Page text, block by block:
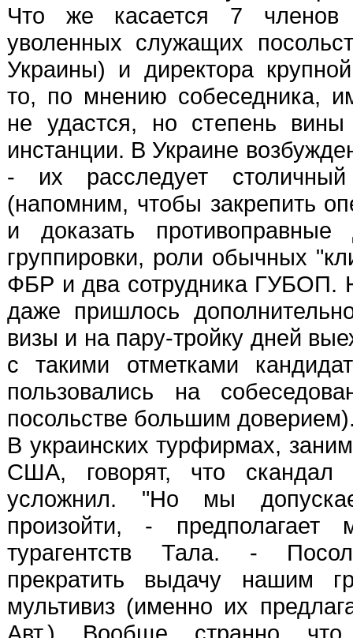
Что же касается 7
уволенных служащих
Украины) и директора
то, по мнению собеседника,
не удастся, но степень
инстанции. В Украине
- их расследует
(напомним, чтобы закрепить
и доказать противоправные
группировки, роли обычных
ФБР и два сотрудника ГУБОП.
даже пришлось
визы и на пару-тройку дней
с такими отметками
пользовались на
посольстве большим
В украинских турфирмах,
США, говорят, что
усложнил. "Но мы
произойти, - предполагает
турагентств Тала. -
прекратить выдачу нашим
мультивиз (именно их